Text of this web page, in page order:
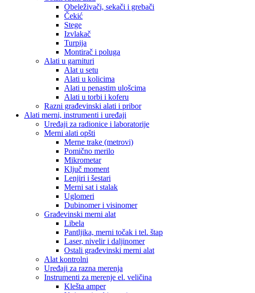
Obeleživači, sekači i grebači
Čekić
Stege
Izvlakač
Turpija
Montirač i poluga
Alati u garnituri
Alat u setu
Alati u kolicima
Alati u penastim ulošcima
Alati u torbi i koferu
Razni građevinski alati i pribor
Alati merni, instrumenti i uređaji
Uređaji za radionice i laboratorije
Merni alati opšti
Merne trake (metrovi)
Pomično merilo
Mikrometar
Ključ moment
Lenjiri i šestari
Merni sat i stalak
Uglomeri
Dubinomer i visinomer
Građevinski merni alat
Libela
Pantljika, merni točak i tel. štap
Laser, nivelir i daljinomer
Ostali građevinski merni alat
Alat kontrolni
Uređaji za razna merenja
Instrumenti za merenje el. veličina
Klešta amper